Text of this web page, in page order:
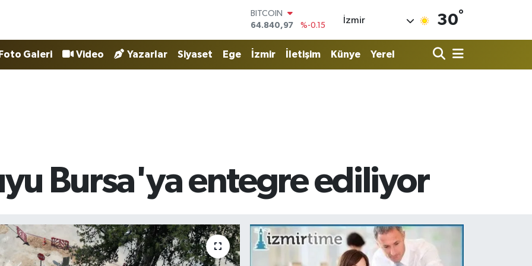
DOLAR
47,7436
%0.18
55,2510
%0.32
İzmir 30°
Foto Galeri Video Yazarlar Siyaset Ege İzmir İletişim Künye Yerel
Bursa'ya entegre ediliyor